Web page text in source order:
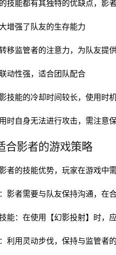
技能都有其独特的优缺点，影者
增强了队友的生存能力
移监管者的注意力，为队友提
动性强，适合团队配合
技能的冷却时间较长，使用时
时自身无法进行攻击，需注意
合影者的游戏策略
者的技能优势，玩家在游戏中
影者需要与队友保持沟通，在
能：在使用【幻影投射】时，
利用灵动步伐，保持与监管者